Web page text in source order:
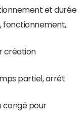
et durée
fonctionnement,
création
partiel, arrêt
congé pour